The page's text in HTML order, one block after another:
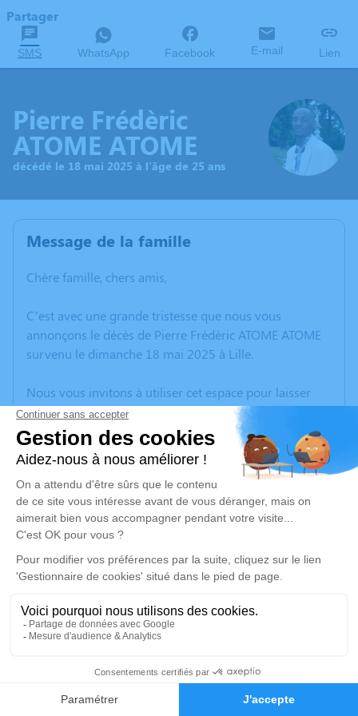
Faire-part Hommages
Partager
SMS WhatsApp Facebook E-mail Lien
Pierre Frédèric
ATOME ATOME
décédé le 18 mai 2025 à l'âge de 25 ans
Message de la famille
Chère famille, chers amis,
C’est avec une grande tristesse que nous vous
annonçons le décès de Pierre Frédèric ATOME ATOME
survenu le dimanche 18 mai 2025 à Lille.
Nous vous invitons à utiliser cet espace pour laisser
vos condoléances, partager des photos souvenirs, une
anecdote ou exprimer vos pensées à travers des
poèmes ou des textes. Cet endroit est un lieu
d'expression dédié à honorer la mémoire de Pierre
Frédèric ATOME ATOME.
Un service de plantation d’arbre hommage est
disponible ici.
Je rends hommage
Cérémonie religieuse
Église Notre Dame de Fives de Lille
6, Place du Prieuré